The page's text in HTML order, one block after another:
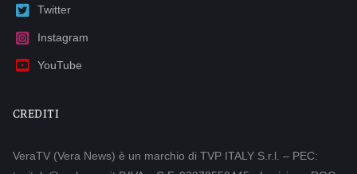
Twitter
Instagram
YouTube
CREDITI
VeraTV (Vera News) è un marchio di TVP ITALY S.r.l. – PEC: